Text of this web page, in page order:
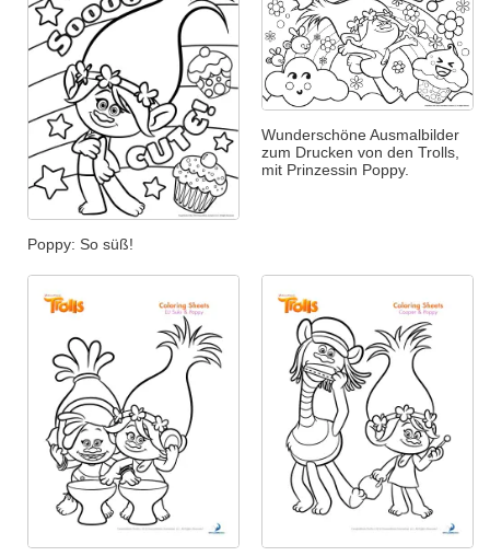
Poppy: So süß!
Wunderschöne Ausmalbilder
zum Drucken von den Trolls,
mit Prinzessin Poppy.